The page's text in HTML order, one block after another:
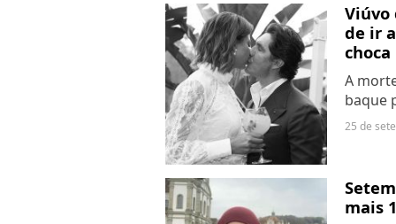
Viúvo
de ir
choca
A
baque
25 de
mais